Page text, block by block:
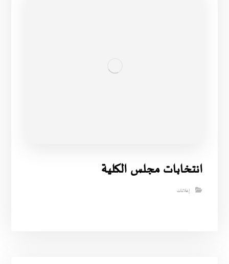
انتخابات مجلس الكلية
إعلانات